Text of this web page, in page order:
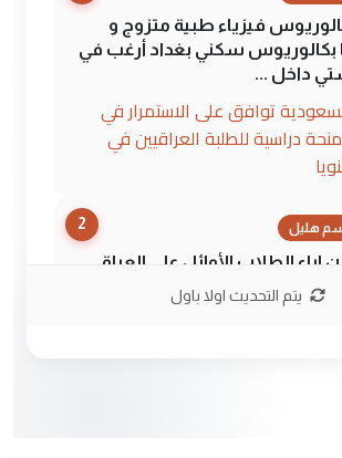
فيزياء طبية متزوج و
بكالوريوس سكني بغداد أرغب في
داخل ...
توافق على الاستمرار في
إعطاء 100 منحة دراسية للطلبة العراقيين في
2 هليل
اباء الطلاب الأوائل على العراق
السيد احمد الصافي في العتبات
يتم التحديث اولا باول